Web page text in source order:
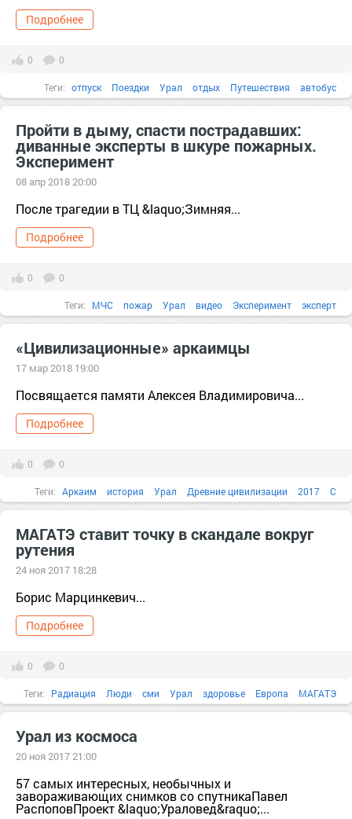
Подробнее
0 0
Теги: отпуск Поездки Урал отдых Путешествия автобус
Пройти в дыму, спасти пострадавших:
диванные эксперты в шкуре пожарных.
Эксперимент
08 апр 2018 20:00
После трагедии в ТЦ &laquo;Зимняя...
Подробнее
0 0
Теги: МЧС пожар Урал видео Эксперимент эксперт
«Цивилизационные» аркаимцы
17 мар 2018 19:00
Посвящается памяти Алексея Владимировича...
Подробнее
0 0
Теги: Аркаим история Урал Древние цивилизации 2017 C
МАГАТЭ ставит точку в скандале вокруг
рутения
24 ноя 2017 18:28
Борис Марцинкевич...
Подробнее
0 0
Теги: Радиация Люди сми Урал здоровье Европа МАГАТЭ
Урал из космоса
20 ноя 2017 21:00
57 самых интересных, необычных и
завораживающих снимков со спутникаПавел
РаспоповПроект &laquo;Ураловед&raquo;...